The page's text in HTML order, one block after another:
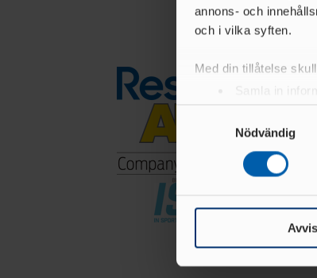
annons- och
och i vilka syften.
Med din tillåtelse
Samla in
Ta reda på mer om
eller dra tillbaka ditt
sociala medier och
till de sociala
med annan
Nödvändig